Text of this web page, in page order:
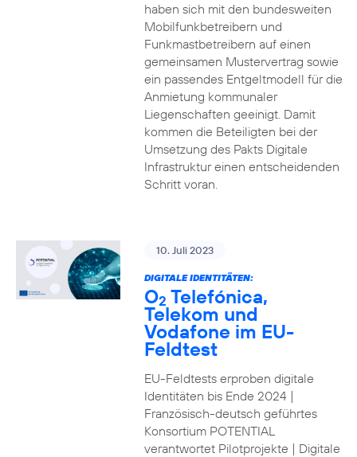
haben sich mit den bundesweiten
Mobilfunkbetreibern und
Funkmastbetreibern auf einen
gemeinsamen Mustervertrag sowie
ein passendes Entgeltmodell für die
Anmietung kommunaler
Liegenschaften geeinigt. Damit
kommen die Beteiligten bei der
Umsetzung des Pakts Digitale
Infrastruktur einen entscheidenden
Schritt voran.
10. Juli 2023
DIGITALE IDENTITÄTEN:
O2 Telefónica,
Telekom und
Vodafone im EU-
Feldtest
EU-Feldtests erproben digitale
Identitäten bis Ende 2024 |
Französisch-deutsch geführtes
Konsortium POTENTIAL
verantwortet Pilotprojekte | Digitale